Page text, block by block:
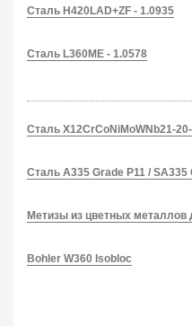
Сталь H420LAD+ZF - 1.0935
Сталь L360ME - 1.0578
Сталь X12CrCoNiMoWNb21-
Сталь A335 Grade P11 / SA335
Метизы из цветных
Bohler W360 Isobloc